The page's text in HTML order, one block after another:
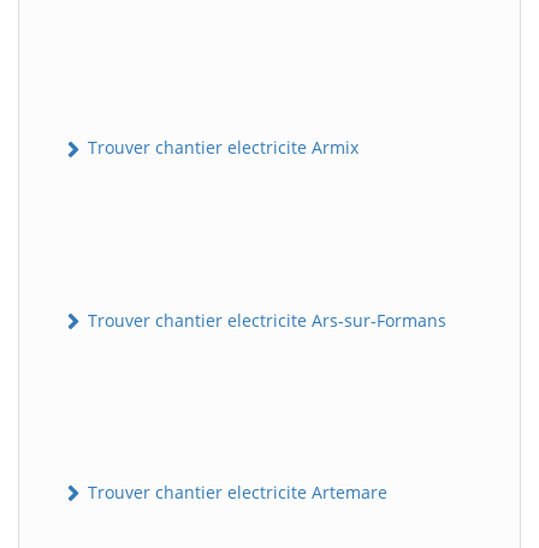
Trouver chantier electricite Armix
Trouver chantier electricite Ars-sur-Formans
Trouver chantier electricite Artemare